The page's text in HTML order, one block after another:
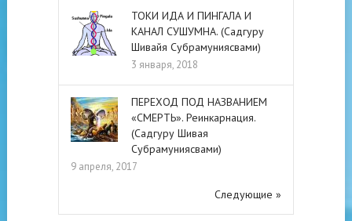
ТОКИ ИДА И ПИНГАЛА И
КАНАЛ СУШУМНА. (Садгуру
Шивайя Субрамуниясвами)
3 января, 2018
ПЕРЕХОД ПОД НАЗВАНИЕМ
«СМЕРТЬ». Реинкарнация.
(Садгуру Шивая
Субрамуниясвами)
9 апреля, 2017
Следующие »